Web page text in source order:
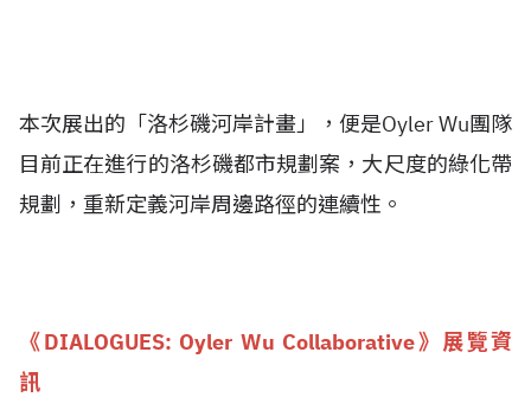
本次展出的「洛杉磯河岸計畫」，便是Oyler Wu團隊
目前正在進行的洛杉磯都市規劃案，大尺度的綠化帶
規劃，重新定義河岸周邊路徑的連續性。
《DIALOGUES: Oyler Wu Collaborative》展覽資
訊